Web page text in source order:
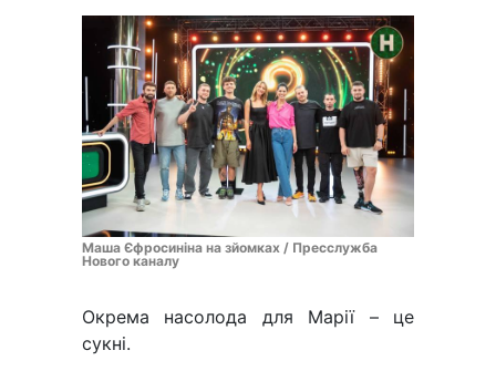
Маша Єфросиніна на зйомках / Пресслужба
Нового каналу
Окрема насолода для Марії – це
сукні.